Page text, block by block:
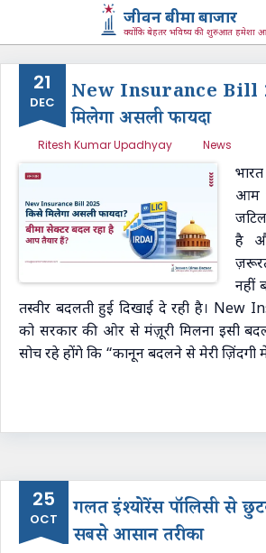
जीवन बीमा बाजार
क्योंकि बेहतर भविष्य की शुरुआत हमेशा
21
DEC
New Insurance Bill
मिलेगा असली फायदा
Ritesh Kumar Upadhyay News
आम
जटिल
है
नहीं
तस्वीर बदलती हुई दिखाई दे रही है। New
को सरकार की ओर से मंज़ूरी मिलना इसी
सोच रहे होंगे कि “कानून बदलने से मेरी ज़िंदगी
25
OCT
गलत इंश्योरेंस पॉलिसी से
सबसे आसान तरीका